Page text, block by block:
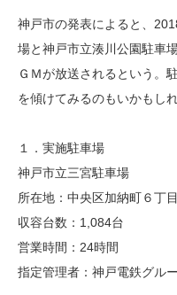
神戸市の発表によると、
場と神戸市立湊川公園駐車
ＧＭが放送されるという。
を傾けてみるのもいかもしれ
１．実施駐車場
神戸市立三宮駐車場
所在地：中央区加納町６丁
収容台数：1,084台
営業時間：24時間
指定管理者：神戸電鉄グル